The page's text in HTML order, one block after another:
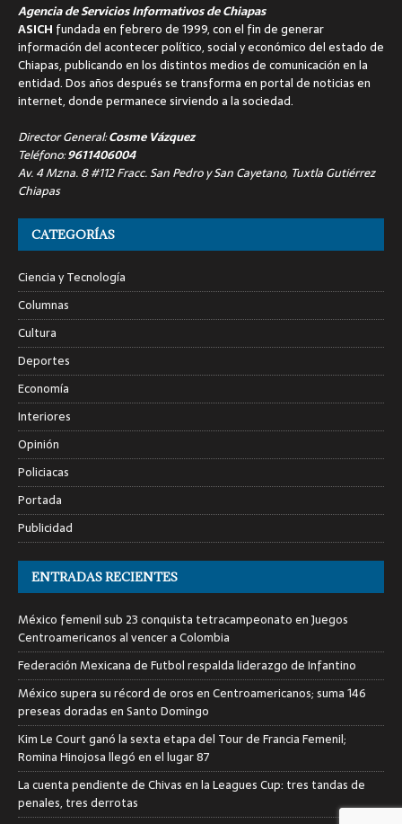
Agencia de Servicios Informativos de Chiapas
ASICH fundada en febrero de 1999, con el fin de generar
información del acontecer político, social y económico del estado de
Chiapas, publicando en los distintos medios de comunicación en la
entidad. Dos años después se transforma en portal de noticias en
internet, donde permanece sirviendo a la sociedad.
Director General:Cosme Vázquez
Teléfono:9611406004
Av. 4 Mzna. 8 #112 Fracc. San Pedro y San Cayetano, Tuxtla Gutiérrez
Chiapas
CATEGORÍAS
Ciencia y Tecnología
Columnas
Cultura
Deportes
Economía
Interiores
Opinión
Policiacas
Portada
Publicidad
ENTRADAS RECIENTES
México femenil sub 23 conquista tetracampeonato en Juegos
Centroamericanos al vencer a Colombia
Federación Mexicana de Futbol respalda liderazgo de Infantino
México supera su récord de oros en Centroamericanos; suma 146
preseas doradas en Santo Domingo
Kim Le Court ganó la sexta etapa del Tour de Francia Femenil;
Romina Hinojosa llegó en el lugar 87
La cuenta pendiente de Chivas en la Leagues Cup: tres tandas de
penales, tres derrotas